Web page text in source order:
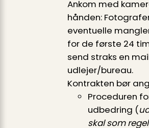
Ankom med
hånden:
eventuelle
for de første 24
send straks en
udlejer/bureau.
Kontrakten bør
Proceduren
udbedring (
skal som